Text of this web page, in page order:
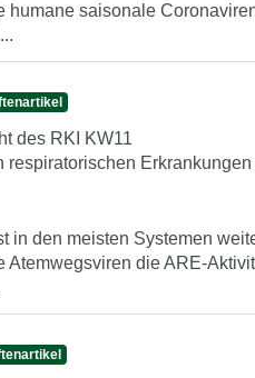
humane saisonale
des RKI KW11
respiratorischen
in den meisten Systemen
Atemwegsviren die ARE-